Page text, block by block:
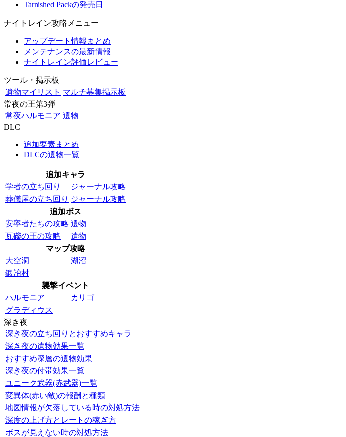
Tarnished Packの発売日
ナイトレイン攻略メニュー
アップデート情報まとめ
メンテナンスの最新情報
ナイトレイン評価レビュー
ツール・掲示板
遺物マイリスト マルチ募集掲示板
常夜の王第3弾
常夜ハルモニア 遺物
DLC
追加要素まとめ
DLCの遺物一覧
追加キャラ
学者の立ち回り
ジャーナル攻略
葬儀屋の立ち回り ジャーナル攻略
追加ボス
安寧者たちの攻略 遺物
瓦礫の王の攻略
遺物
マップ攻略
大空洞
湖沼
鍛冶村
襲撃イベント
ハルモニア
カリゴ
グラディウス
深き夜
深き夜の立ち回りとおすすめキャラ
深き夜の遺物効果一覧
おすすめ深層の遺物効果
深き夜の付帯効果一覧
ユニーク武器(赤武器)一覧
変異体(赤い敵)の報酬と種類
地図情報が欠落している時の対処方法
深度の上げ方とレートの稼ぎ方
ボスが見えない時の対処方法